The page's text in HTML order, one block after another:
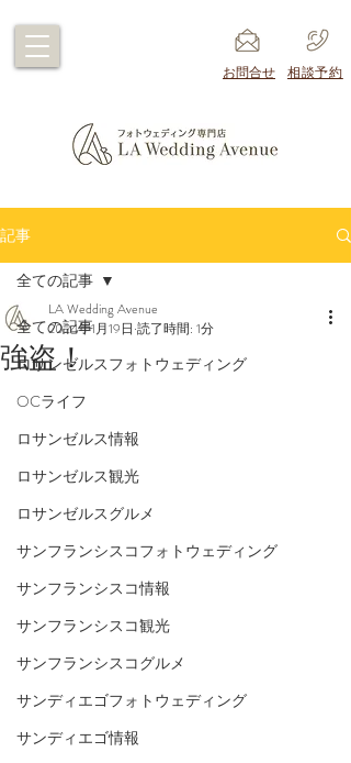
​お問合せ ​相談予約
記事
全ての記事
ロサンゼルスフォトウェディング
OCライフ
ロサンゼルス情報
ロサンゼルス観光
ロサンゼルスグルメ
サンフランシスコフォトウェディング
サンフランシスコ情報
サンフランシスコ観光
サンフランシスコグルメ
サンディエゴフォトウェディング
サンディエゴ情報
全ての記事
強盗！
LA Wedding Avenue
2024年1月19日 読了時間: 1分